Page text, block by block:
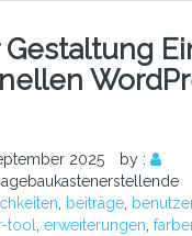
2025
by :
beiträge,
tool erweiterungen